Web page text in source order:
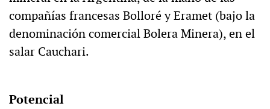
compañías francesas Bolloré y Eramet (bajo la
denominación comercial Bolera Minera), en el
salar Cauchari.
Potencial